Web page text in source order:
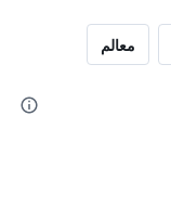
معالم